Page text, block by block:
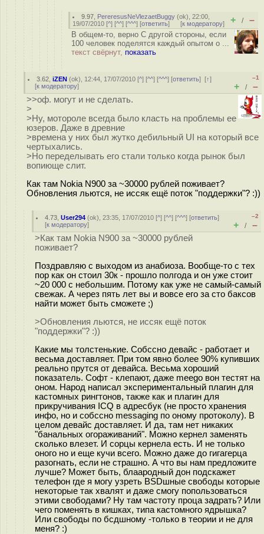
9.97 PereresusNeVlezaetBuggy (ok), 22:00,
19/07/2010 [^] [^^] [^^^] [ответить] [к модератору] + / –
В общем-то, верно С другой стороны, если
100 человек поделятся каждый опытом о ...
текст свёрнут, показать
3.62 ,iZEN (ok), 12:44, 17/07/2010 [^] [^^] [^^^] [ответить][↑]
[к модератору]
–1
+ / –
>>оф. могут и не сделать.
>
>Ну, мотороле всегда было класть на проблемы ее
юзеров. Даже в древние
>времена у них был жутко дебильный UI на который все
чертыхались.
>Но переделывать его стали только когда рынок был
вопиюще слит.
Как там Nokia N900 за ~30000 рублей поживает?
Обновления льются, не иссяк ещё поток "поддержки"? :))
4.73 ,User294 (ok), 23:35, 17/07/2010 [^] [^^] [^^^] [ответить]
[к модератору]
–2
+ / –
>Как там Nokia N900 за ~30000 рублей
поживает?
Поздравляю с выходом из анабиоза. Вообще-то с тех
пор как он стоил 30к - прошло полгода и он уже стоит
~20 000 с небольшим. Потому как уже не самый-самый
свежак. А через пять лет вы и вовсе его за сто баксов
найти может быть сможете ;)
>Обновления льются, не иссяк ещё поток
"поддержки"? :))
Какие мы толстенькие. Собссно девайс - работает и
весьма доставляет. При том явно более 90% купивших
реально прутся от девайса. Весьма хороший
показатель. Софт - клепают, даже meego вон тестят на
оном. Народ написал экспериментальный плагин для
кастомных рингтонов, также как и плагин для
прикручивания ICQ в адресбук (не просто хранения
инфо, но и собссно messaging по оному протоколу). В
целом девайс доставляет. И да, там нет никаких
"банальных огораживаний". Можно кернел заменять
сколько влезет. И сорцы кернела есть. И не только
оного но и еще кучи всего. Можно даже до гигагерца
разогнать, если не страшно. А что вы нам предложите
лучше? Может быть, блаародный дон подскажет
телефон где я могу узреть BSDшные свободы которые
некоторые так хвалят и даже смогу попользоваться
этими свободами? Ну там частоту проца задрать? Или
чего поменять в кишках, типа кастомного ядрышка?
Или свободы по бсдшному -только в теории и не для
меня? :)